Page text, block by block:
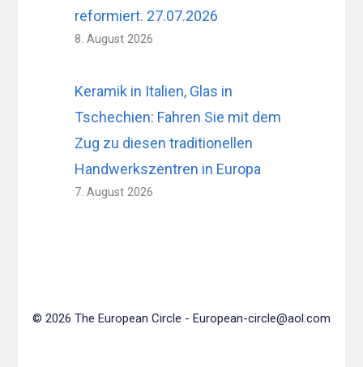
reformiert. 27.07.2026
8. August 2026
Keramik in Italien, Glas in
Tschechien: Fahren Sie mit dem
Zug zu diesen traditionellen
Handwerkszentren in Europa
7. August 2026
© 2026 The European Circle - European-circle@aol.com